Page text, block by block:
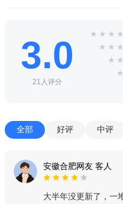
3.0
21人评分
★ ★ ★ ★
★ ★ ★
★ ★
★
全部 好评 中评
安徽合肥网友 客人
大半年没更新了，一